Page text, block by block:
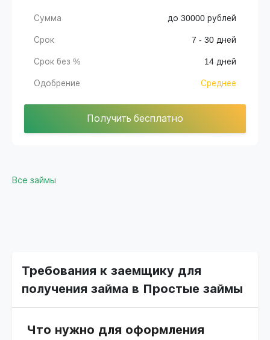
Сумма до 30000 рублей
Срок 7 - 30 дней
Срок без % 14 дней
Одобрение Среднее
Получить бесплатно
Все займы
Требования к заемщику для
получения займа в Простые займы
Что нужно для оформления